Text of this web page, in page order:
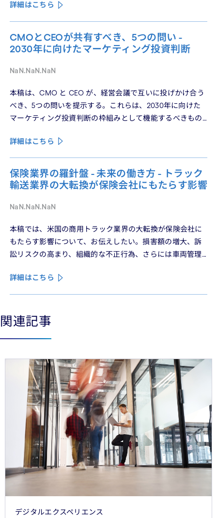
パーソナライゼーションの罠を、第3回では Learn フェーズ
CMO と CEO が共有すべき5つの問いを論じた。シリーズ
の最終回となる本稿は、これらの議論を日本市場の文脈に
「顧客との関係構築」が、世界で勝てる時代が、いま始
詳細はこちら
CMOとCEOが共有すべき、5つの問い -
2030年に向けたマーケティング投資判断
NaN.NaN.NaN
本稿は、CMO と CEO が、経営会議で互いに投げかけ合う
べき、5つの問いを提示する。これらは、2030年に向けた
マーケティング投資判断の枠組みとして機能するべきもの
詳細はこちら
保険業界の羅針盤 - 未来の働き方 - トラック
輸送業界の大転換が保険会社にもたらす影響
NaN.NaN.NaN
本稿では、米国の商用トラック業界の大転換が保険会社に
もたらす影響について、お伝えしたい。損害額の増大、訴
訟リスクの高まり、組織的な不正行為、さらには車両管理
ある。
詳細はこちら
See more See less
関連記事
デジタルエクスペリエンス